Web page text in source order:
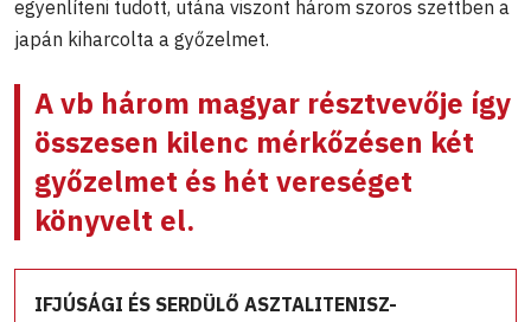
egyenlíteni tudott, utána viszont három szoros szettben a
japán kiharcolta a győzelmet.
A vb három magyar résztvevője így
összesen kilenc mérkőzésen két
győzelmet és hét vereséget
könyvelt el.
IFJÚSÁGI ÉS SERDÜLŐ ASZTALITENISZ-